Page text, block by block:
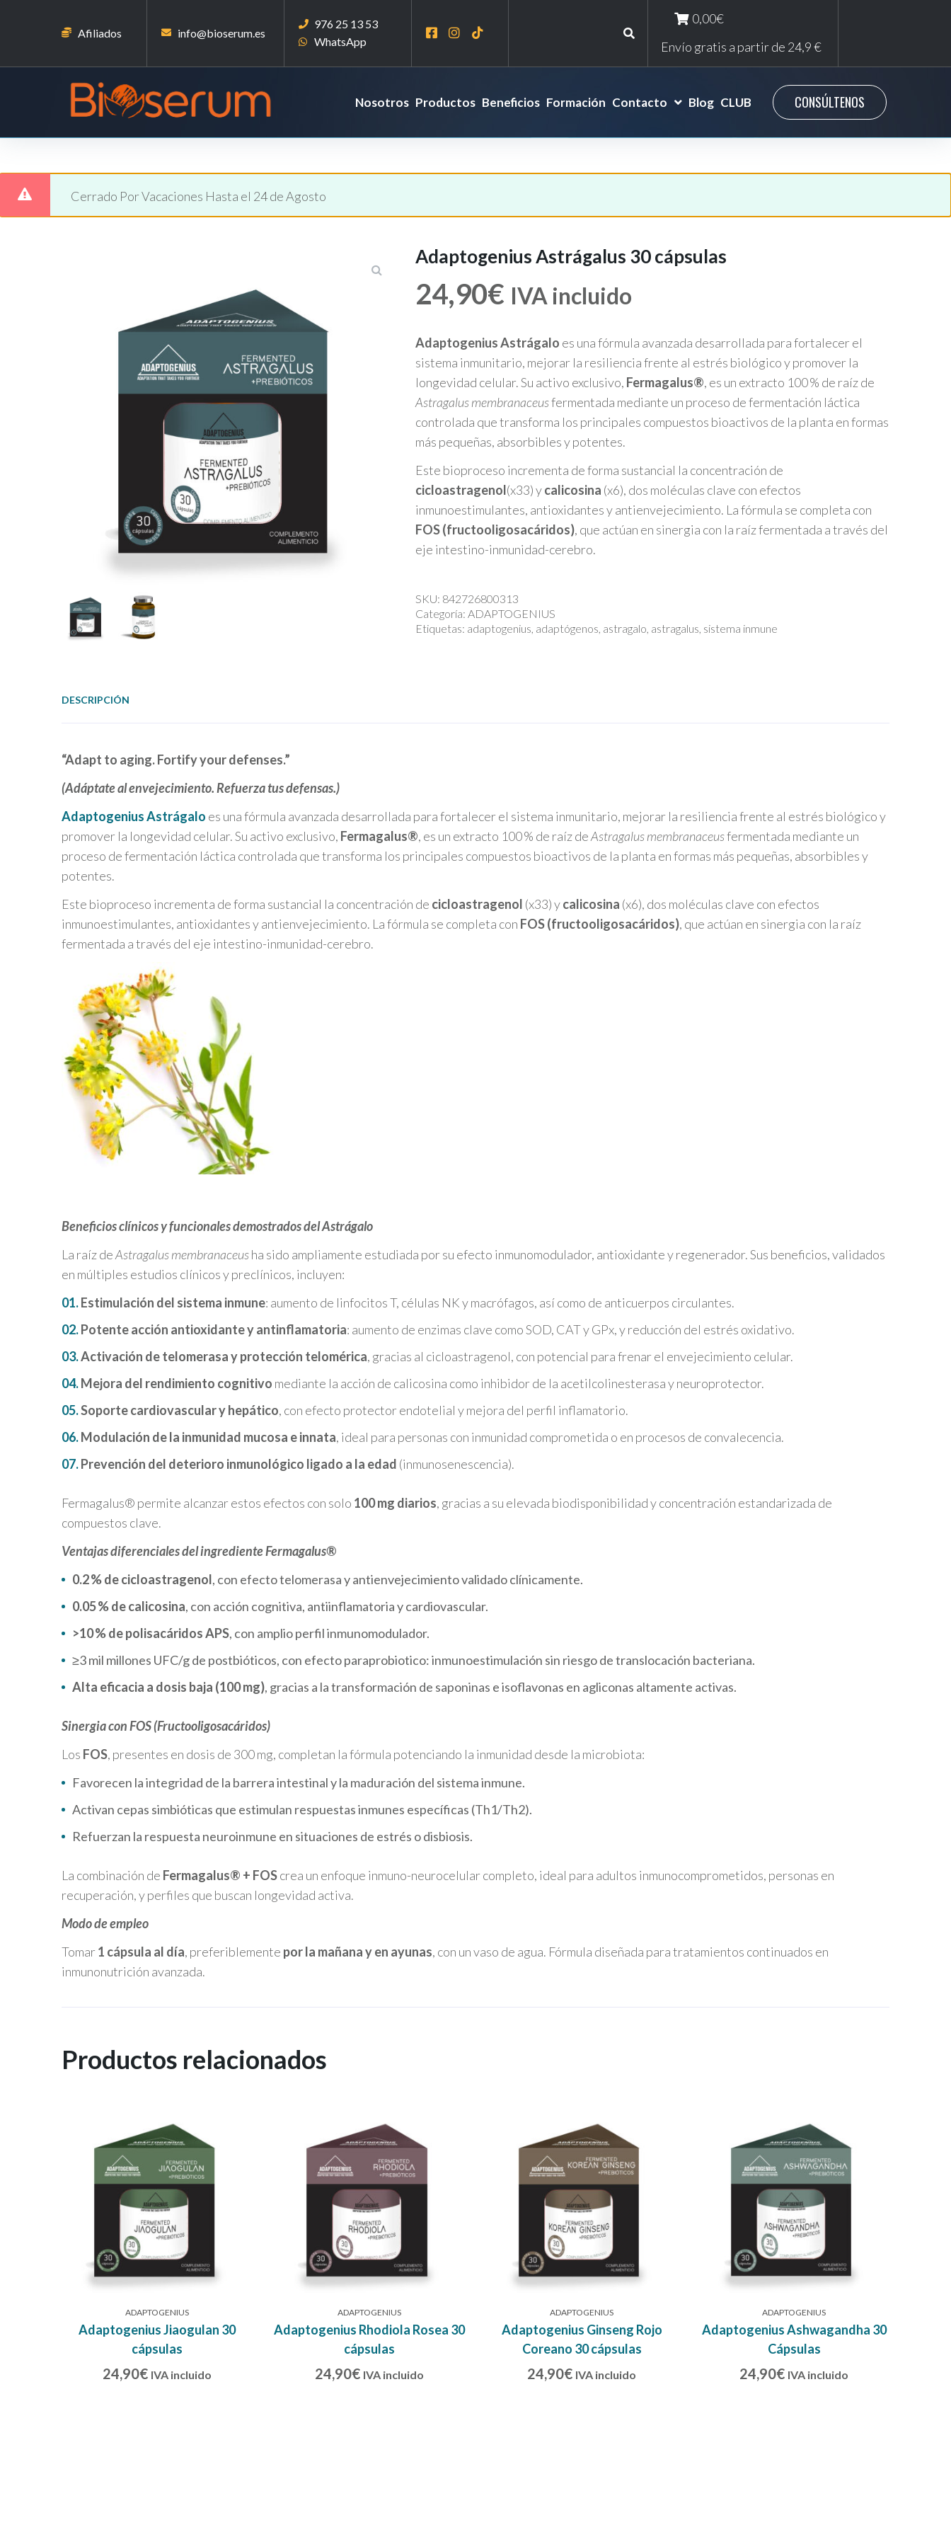
Afiliados info@bioserum.es
976 25 13 53
WhatsApp
0,00€
Envío gratis a partir de 24,9 €
Nosotros Productos Beneficios Formación Contacto Blog CLUB CONSÚLTENOS
Cerrado Por Vacaciones Hasta el 24 de Agosto
Adaptogenius Astrágalus 30 cápsulas
24,90€ IVA incluido
Adaptogenius Astrágalo es una fórmula avanzada desarrollada para fortalecer el
sistema inmunitario, mejorar la resiliencia frente al estrés biológico y promover la
longevidad celular. Su activo exclusivo, Fermagalus®, es un extracto 100 % de raíz de
Astragalus membranaceusfermentada mediante un proceso de fermentación láctica
controlada que transforma los principales compuestos bioactivos de la planta en formas
más pequeñas, absorbibles y potentes.
Este bioproceso incrementa de forma sustancial la concentración de
cicloastragenol(x33) ycalicosina (x6), dos moléculas clave con efectos
inmunoestimulantes, antioxidantes y antienvejecimiento. La fórmula se completa con
FOS (fructooligosacáridos), que actúan en sinergia con la raíz fermentada a través del
eje intestino-inmunidad-cerebro.
SKU: 842726800313
Categoría: ADAPTOGENIUS
Etiquetas: adaptogenius adaptógenos astragalo astragalus sistema inmune
DESCRIPCIÓN
“Adapt to aging. Fortify your defenses.”
(Adáptate al envejecimiento. Refuerza tus defensas.)
Adaptogenius Astrágalo es una fórmula avanzada desarrollada para fortalecer el sistema inmunitario, mejorar la resiliencia frente al estrés biológico y
promover la longevidad celular. Su activo exclusivo, Fermagalus®, es un extracto 100 % de raíz deAstragalus membranaceusfermentada mediante un
proceso de fermentación láctica controlada que transforma los principales compuestos bioactivos de la planta en formas más pequeñas, absorbibles y
potentes.
Este bioproceso incrementa de forma sustancial la concentración de cicloastragenol (x33) ycalicosina (x6), dos moléculas clave con efectos
inmunoestimulantes, antioxidantes y antienvejecimiento. La fórmula se completa con FOS (fructooligosacáridos), que actúan en sinergia con la raíz
fermentada a través del eje intestino-inmunidad-cerebro.
Beneficios clínicos y funcionales demostrados del Astrágalo
La raíz deAstragalus membranaceusha sido ampliamente estudiada por su efecto inmunomodulador, antioxidante y regenerador. Sus beneficios, validados
en múltiples estudios clínicos y preclínicos, incluyen:
Estimulación del sistema inmune: aumento de linfocitos T, células NK y macrófagos, así como de anticuerpos circulantes.
Potente acción antioxidante y antinflamatoria: aumento de enzimas clave como SOD, CAT y GPx, y reducción del estrés oxidativo.
Activación de telomerasa y protección telomérica, gracias al cicloastragenol, con potencial para frenar el envejecimiento celular.
Mejora del rendimiento cognitivo mediante la acción de calicosina como inhibidor de la acetilcolinesterasa y neuroprotector.
Soporte cardiovascular y hepático, con efecto protector endotelial y mejora del perfil inflamatorio.
Modulación de la inmunidad mucosa e innata, ideal para personas con inmunidad comprometida o en procesos de convalecencia.
Prevención del deterioro inmunológico ligado a la edad (inmunosenescencia).
Fermagalus® permite alcanzar estos efectos con solo 100 mg diarios, gracias a su elevada biodisponibilidad y concentración estandarizada de
compuestos clave.
Ventajas diferenciales del ingrediente Fermagalus®
0.2 % de cicloastragenol, con efecto telomerasa y antienvejecimiento validado clínicamente.
0.05 % de calicosina, con acción cognitiva, antiinflamatoria y cardiovascular.
>10 % de polisacáridos APS, con amplio perfil inmunomodulador.
≥3 mil millones UFC/g de postbióticos, con efecto paraprobiotico: inmunoestimulación sin riesgo de translocación bacteriana.
Alta eficacia a dosis baja (100 mg), gracias a la transformación de saponinas e isoflavonas en agliconas altamente activas.
Sinergia con FOS (Fructooligosacáridos)
Los FOS, presentes en dosis de 300 mg, completan la fórmula potenciando la inmunidad desde la microbiota:
Favorecen la integridad de la barrera intestinal y la maduración del sistema inmune.
Activan cepas simbióticas que estimulan respuestas inmunes específicas (Th1/Th2).
Refuerzan la respuesta neuroinmune en situaciones de estrés o disbiosis.
La combinación de Fermagalus® + FOScrea un enfoque inmuno-neurocelular completo, ideal para adultos inmunocomprometidos, personas en
recuperación, y perfiles que buscan longevidad activa.
Modo de empleo
Tomar1 cápsula al día, preferiblemente por la mañana y en ayunas, con un vaso de agua. Fórmula diseñada para tratamientos continuados en
inmunonutrición avanzada.
Productos relacionados
ADAPTOGENIUS
Adaptogenius Jiaogulan 30
cápsulas
24,90€ IVA incluido
ADAPTOGENIUS
Adaptogenius Rhodiola Rosea 30
cápsulas
24,90€ IVA incluido
ADAPTOGENIUS
Adaptogenius Ginseng Rojo
Coreano 30 cápsulas
24,90€ IVA incluido
ADAPTOGENIUS
Adaptogenius Ashwagandha 30
Cápsulas
24,90€ IVA incluido